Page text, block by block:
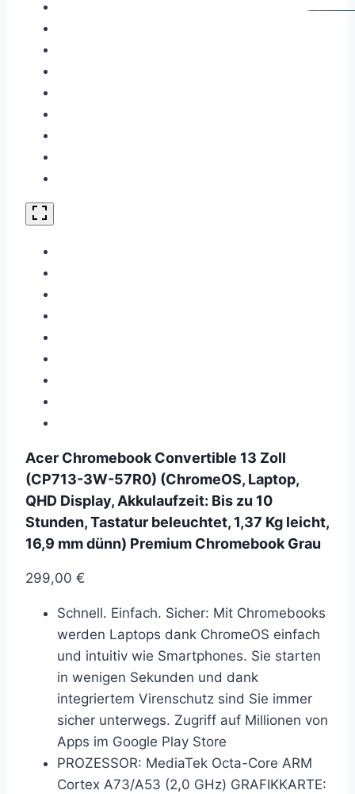
Acer Chromebook Convertible 13 Zoll
(CP713-3W-57R0) (ChromeOS, Laptop,
QHD Display, Akkulaufzeit: Bis zu 10
Stunden, Tastatur beleuchtet, 1,37 Kg leicht,
16,9 mm dünn) Premium Chromebook Grau
299,00 €
Schnell. Einfach. Sicher: Mit Chromebooks
werden Laptops dank ChromeOS einfach
und intuitiv wie Smartphones. Sie starten
in wenigen Sekunden und dank
integriertem Virenschutz sind Sie immer
sicher unterwegs. Zugriff auf Millionen von
Apps im Google Play Store
PROZESSOR: MediaTek Octa-Core ARM
Cortex A73/A53 (2,0 GHz) GRAFIKKARTE: